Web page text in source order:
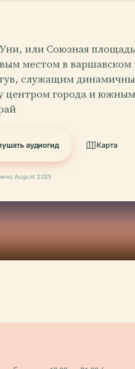
или Союзная
местом в варшавском
служащим
центром города и
аудиогид Карта
August 2025